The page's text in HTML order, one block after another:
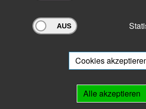
Archivportal Thüringen
Ihnen beratend zur Seite.Cookies
Alle akzeptieren